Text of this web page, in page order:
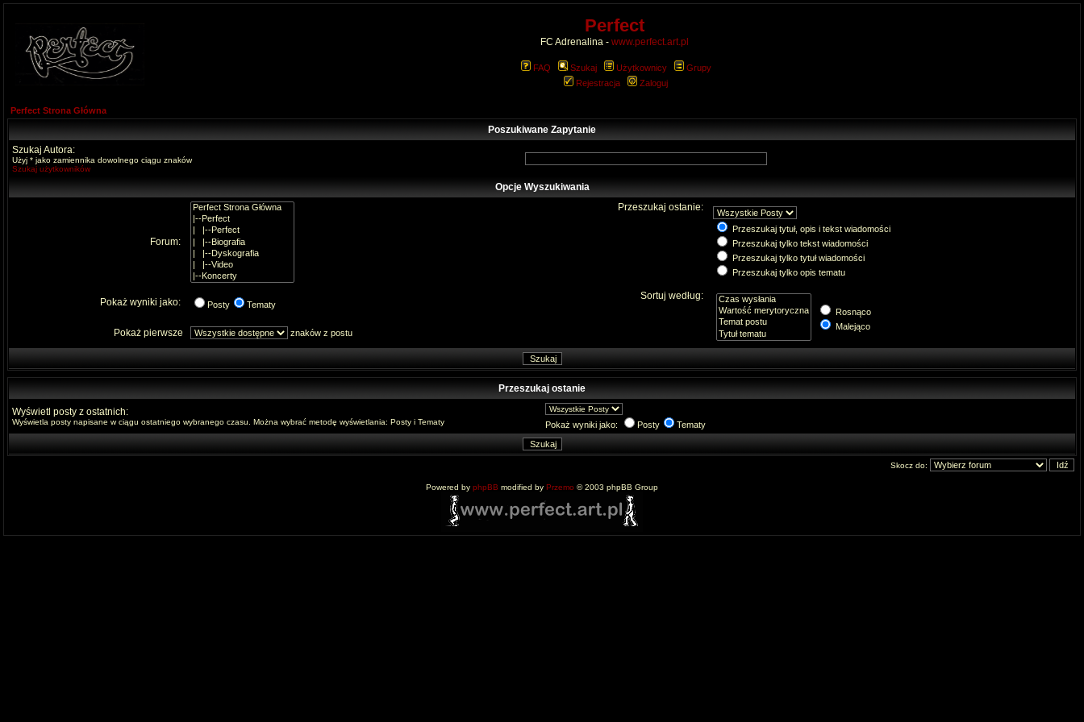
Perfect
FC Adrenalina - www.perfect.art.pl
FAQ Szukaj Użytkownicy
Grupy
Rejestracja
Zaloguj
Perfect Strona Główna
Poszukiwane Zapytanie
Szukaj Autora:
Użyj * jako zamiennika dowolnego ciągu znaków
Szukaj użytkowników
Opcje Wyszukiwania
Forum:
Przeszukaj ostanie:
Przeszukaj tytuł, opis i tekst wiadomości
Przeszukaj tylko tekst wiadomości
Przeszukaj tylko tytuł wiadomości
Przeszukaj tylko opis tematu
Pokaż wyniki jako: Posty Tematy
Sortuj według:
Rosnąco
Malejąco
Pokaż pierwsze znaków z postu
Przeszukaj ostanie
Wyświetl posty z ostatnich:
Wyświetla posty napisane w ciągu ostatniego wybranego czasu. Można wybrać metodę wyświetlania: Posty i Tematy Pokaż wyniki jako: Posty Tematy
Skocz do:
Powered by phpBB modified by Przemo © 2003 phpBB Group